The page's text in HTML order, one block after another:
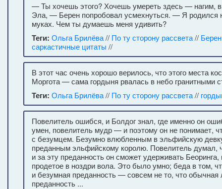
— Ты хочешь этого? Хочешь умереть здесь — нагим,
Эла, — Берен попробовал усмехнуться. — Я родился
муках. Чем ты думаешь меня удивить?
Теги: Ольга Брилёва// По ту сторону рассвета// Берен
саркастичные цитаты //
В этот час очень хорошо верилось, что этого места
Моргота — сама гордыня рвалась в небо гранитными
Теги: Ольга Брилёва// По ту сторону рассвета//
Повелитель ошибся, и Болдог знал, где именно он
умен, повелитель мудр — и поэтому он не понимает,
с безумцем. Безумно влюбленным в эльфийскую
преданным эльфийскому королю. Повелитель думал,
и за эту преданность он сможет удерживать Беоринга,
продетое в ноздри вола. Это было умно; беда в том,
и безумная преданность — совсем не то, что
преданность ...